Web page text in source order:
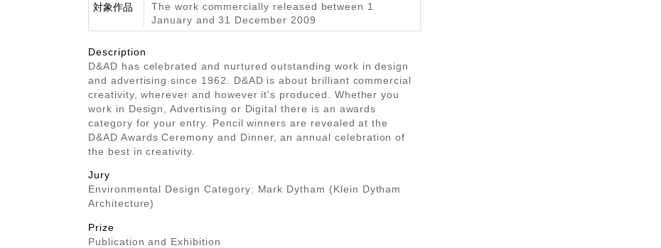
対象作品
The work commercially released between 1
January and 31 December 2009
Description
D&AD has celebrated and nurtured outstanding work in design
and advertising since 1962. D&AD is about brilliant commercial
creativity, wherever and however it's produced. Whether you
work in Design, Advertising or Digital there is an awards
category for your entry. Pencil winners are revealed at the
D&AD Awards Ceremony and Dinner, an annual celebration of
the best in creativity.
Jury
Environmental Design Category: Mark Dytham (Klein Dytham
Architecture)
Prize
Publication and Exhibition